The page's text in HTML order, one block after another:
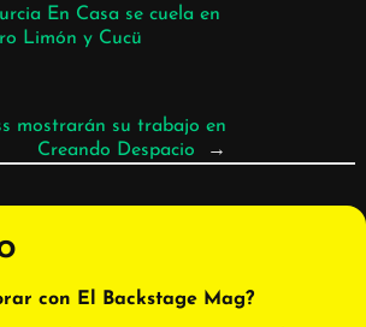
En Casa se cuela en
Limón y Cucü
mostrarán su trabajo en
Creando Despacio
→
con El Backstage Mag?